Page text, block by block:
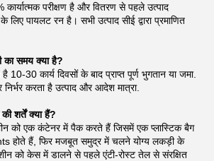
कार्यात्मक परीक्षण है और वितरण से पहले उत्पाद
पायलट रन है। सभी उत्पाद सीई द्वारा प्रमाणित
का समय क्या है?
30 कार्य दिवसों के बाद प्राप्त पूर्ण भुगतान या जमा.
करता है उत्पाद और आदेश मात्रा.
शर्तें क्या हैं?
को एक कंटेनर में पैक करते हैं जिसमें एक प्लास्टिक बैग
होते हैं, फिर मजबूत समुद्र में चलने योग्य लकड़ी के
को केस में डालने से पहले एंटी-रोस्ट तेल से संरक्षित